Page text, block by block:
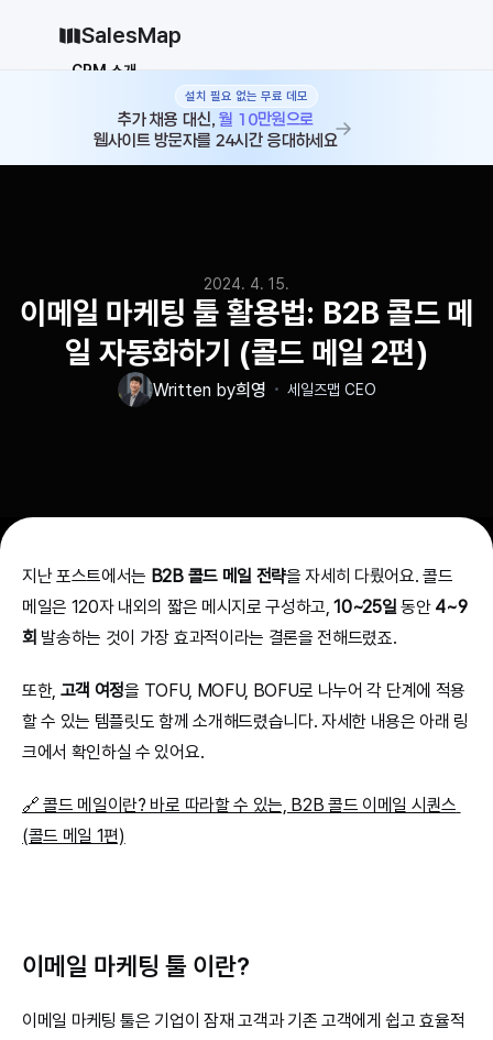
추가 채용 대신, 월 10만원으로
웹사이트 방문자를 24시간 응대하세요
설치 필요 없는 무료 데모
SalesMap
vs 세일즈포스 vs 허브스팟
CRM 12종 비교
Why CRM
CRM 소개
블로그
가격
why CRM
2024. 4. 15.
이메일 마케팅 툴 활용법: B2B 콜드 메
일 자동화하기 (콜드 메일 2편)
Written by희영 ・ 세일즈맵 CEO
지난 포스트에서는 B2B 콜드 메일 전략을 자세히 다뤘어요. 콜드
메일은 120자 내외의 짧은 메시지로 구성하고, 10~25일 동안 4~9
회 발송하는 것이 가장 효과적이라는 결론을 전해드렸죠.
또한, 고객 여정을 TOFU, MOFU, BOFU로 나누어 각 단계에 적용
할 수 있는 템플릿도 함께 소개해드렸습니다. 자세한 내용은 아래 링
크에서 확인하실 수 있어요.
🔗 콜드 메일이란? 바로 따라할 수 있는, B2B 콜드 이메일 시퀀스
(콜드 메일 1편)
이메일 마케팅 툴 이란?
이메일 마케팅 툴은 기업이 잠재 고객과 기존 고객에게 쉽고 효율적